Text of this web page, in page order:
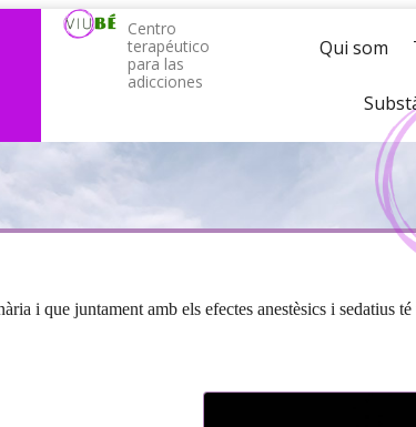
Centro
terapéutico
para las
adicciones
Qui som
i que juntament amb els efectes anestèsics i sedatius